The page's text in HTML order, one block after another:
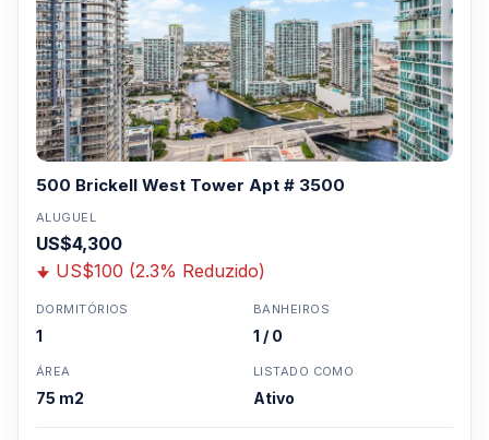
500 Brickell West Tower Apt # 3500
ALUGUEL
US$4,300
US$100 (2.3% Reduzido)
DORMITÓRIOS
1
BANHEIROS
1 / 0
ÁREA
75 m2
LISTADO COMO
Ativo